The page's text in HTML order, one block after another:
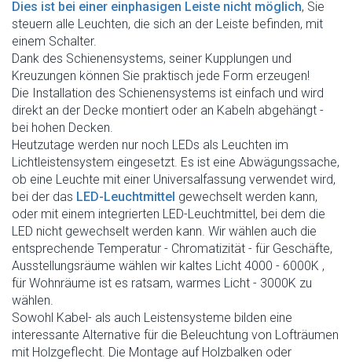
Dies ist bei einer einphasigen Leiste nicht möglich, Sie
steuern alle Leuchten, die sich an der Leiste befinden, mit
einem Schalter.
Dank des Schienensystems, seiner Kupplungen und
Kreuzungen können Sie praktisch jede Form erzeugen!
Die Installation des Schienensystems ist einfach und wird
direkt an der Decke montiert oder an Kabeln abgehängt -
bei hohen Decken.
Heutzutage werden nur noch LEDs als Leuchten im
Lichtleistensystem eingesetzt. Es ist eine Abwägungssache,
ob eine Leuchte mit einer Universalfassung verwendet wird,
bei der das LED-Leuchtmittel gewechselt werden kann,
oder mit einem integrierten LED-Leuchtmittel, bei dem die
LED nicht gewechselt werden kann. Wir wählen auch die
entsprechende Temperatur - Chromatizität - für Geschäfte,
Ausstellungsräume wählen wir kaltes Licht 4000 - 6000K ,
für Wohnräume ist es ratsam, warmes Licht - 3000K zu
wählen.
Sowohl Kabel- als auch Leistensysteme bilden eine
interessante Alternative für die Beleuchtung von Lofträumen
mit Holzgeflecht. Die Montage auf Holzbalken oder